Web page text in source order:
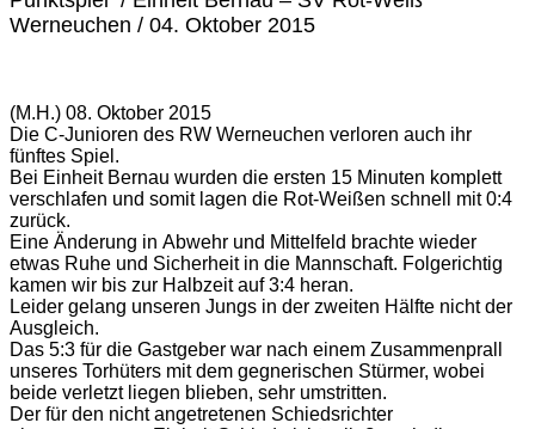
Werneuchen / 04. Oktober 2015
(M.H.) 08. Oktober 2015
Die C-Junioren des RW Werneuchen verloren auch ihr
fünftes Spiel.
Bei Einheit Bernau wurden die ersten 15 Minuten komplett
verschlafen und somit lagen die Rot-Weißen schnell mit 0:4
zurück.
Eine Änderung in Abwehr und Mittelfeld brachte wieder
etwas Ruhe und Sicherheit in die Mannschaft. Folgerichtig
kamen wir bis zur Halbzeit auf 3:4 heran.
Leider gelang unseren Jungs in der zweiten Hälfte nicht der
Ausgleich.
Das 5:3 für die Gastgeber war nach einem Zusammenprall
unseres Torhüters mit dem gegnerischen Stürmer, wobei
beide verletzt liegen blieben, sehr umstritten.
Der für den nicht angetretenen Schiedsrichter